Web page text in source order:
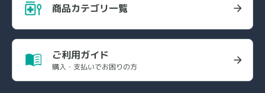
商品カテゴリ一覧
ご利用ガイド
購入・支払いでお困りの方